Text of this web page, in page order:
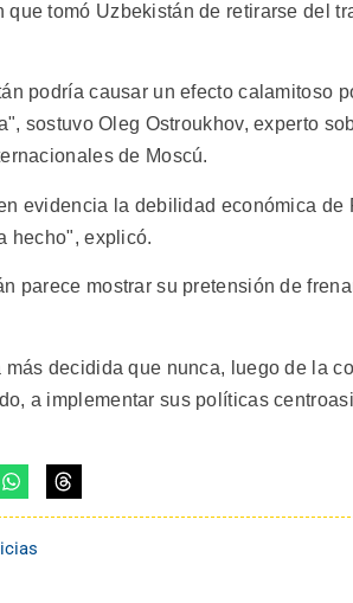
tomó Uzbekistán de retirarse del
podría causar un efecto calamitoso
sostuvo Oleg Ostroukhov, experto
de Moscú.
evidencia la debilidad económica
hecho", explicó.
parece mostrar su pretensión de
más decidida que nunca, luego de la
a implementar sus políticas